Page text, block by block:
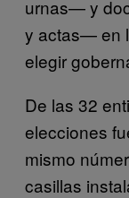
urnas— y
y actas— en
elegir
De las 32
elecciones
mismo
casillas